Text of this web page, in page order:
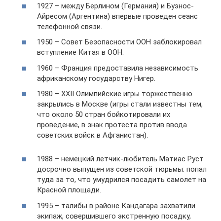
1927 – между Берлином (Германия) и Буэнос-
Айресом (Аргентина) впервые проведен сеанс
телефонной связи.
1950 – Совет Безопасности ООН заблокировал
вступление Китая в ООН.
1960 – Франция предоставила независимость
африканскому государству Нигер.
1980 – XXII Олимпийские игры торжественно
закрылись в Москве (игры стали известны тем,
что около 50 стран бойкотировали их
проведение, в знак протеста против ввода
советских войск в Афганистан).
1988 – немецкий летчик-любитель Матиас Руст
досрочно выпущен из советской тюрьмы: попал
туда за то, что умудрился посадить самолет на
Красной площади.
1995 – талибы в районе Кандагара захватили
экипаж, совершившего экстренную посадку,